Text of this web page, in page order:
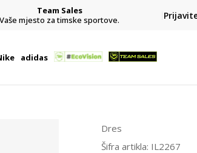
Team Sales
za timske sportove.
adidas
Dres
Šifra artikla: IL2267